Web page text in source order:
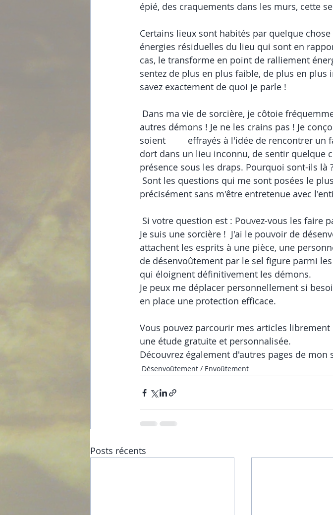
épié, des craquements dans les murs, cette
Certains lieux sont habités par quelque
énergies résiduelles du lieu qui sont en
cas, le transforme en point de ralliement
sentez de plus en plus faible, de plus en plus
savez exactement de quoi je parle !
Dans ma vie de sorcière, je côtoie
autres démons ! Je ne les crains pas ! Je
soient         effrayés à l'idée de rencontrer
dort dans un lieu inconnu, de sentir quelque
présence sous les draps. Pourquoi sont-ils là
Sont les questions qui me sont posées le
précisément sans m'être entretenue avec
Si votre question est : Pouvez-vous
Je suis une sorcière !  J'ai le pouvoir de
attachent les esprits à une pièce, une
de désenvoûtement par le sel figure parmi
qui éloignent définitivement les démons.
Je peux me déplacer personnellement si
en place une protection efficace.
Vous pouvez parcourir mes articles
une étude gratuite et personnalisée.
Découvrez également d'autres pages de mon
Désenvoûtement / Envoûtement
Posts récents